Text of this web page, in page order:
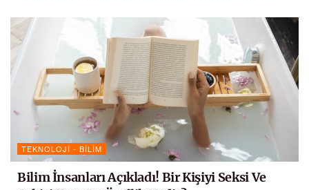
TEKNOLOJI - BILIM
Bilim İnsanları Açıkladı! Bir Kişiyi Seksi Ve